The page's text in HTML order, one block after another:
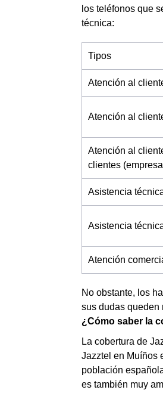
los teléfonos que
técnica:
Tipos
Atención al
Atención al
Atención al
clientes
Asistencia
Asistencia
Atención
No obstante, los
sus dudas queden
¿Cómo saber la
La cobertura de
Jazztel en Muíños
población
es también muy